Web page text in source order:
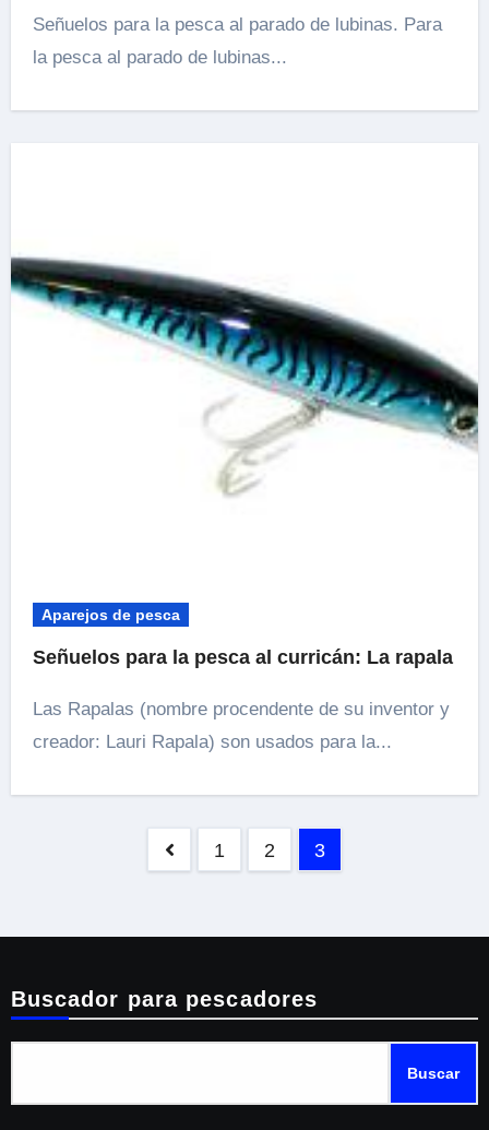
Señuelos para la pesca al parado de lubinas. Para
la pesca al parado de lubinas...
Aparejos de pesca
Señuelos para la pesca al curricán: La rapala
Las Rapalas (nombre procendente de su inventor y
creador: Lauri Rapala) son usados para la...
Navegación
1 2 3
Buscador para pescadores
Buscar